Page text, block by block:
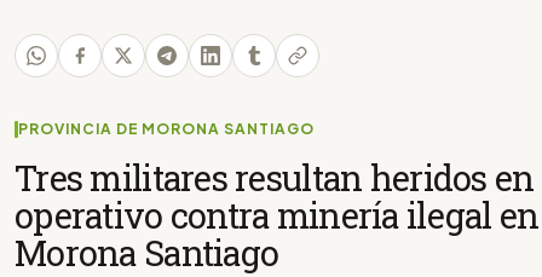
PROVINCIA DE MORONA SANTIAGO
Tres militares resultan heridos en
operativo contra minería ilegal en
Morona Santiago